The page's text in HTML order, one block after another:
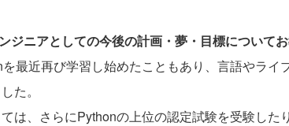
ジニアとしての今後の計画・夢・目標についてお
最近再び学習し始めたこともあり、言語やライ
た。
は、さらにPythonの上位の認定試験を受験し